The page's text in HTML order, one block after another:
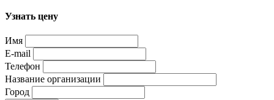
Узнать цену
Имя
E-mail
Телефон
Название организации
Город